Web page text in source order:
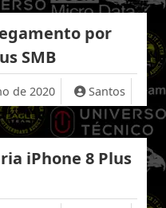
por
SMB
de 2020 Santos
iPhone 8 Plus